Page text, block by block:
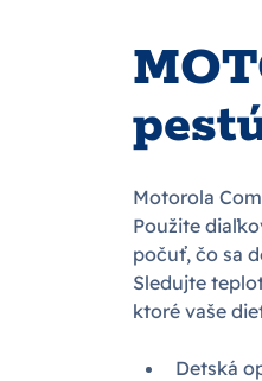
Motorola
Použite
počuť, čo sa
Sledujte
ktoré vaše
Detská